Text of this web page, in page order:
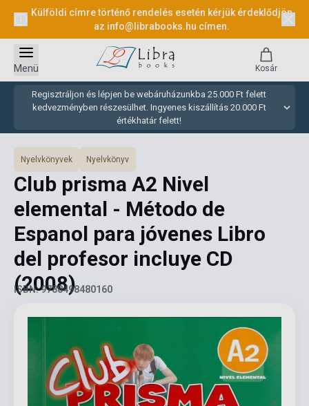
Külföldi címre történő rendelés esetén kérjük érdeklődjön
az info@librabooks.hu címen.
Regisztráljon és lépjen be webáruházunkba 25.000 Ft felett
kedvezményben részesülhet. Ingyenes kiszállítás 20.000 Ft
értékhatár felett!
Menü Kosár
Nyelvkönyvek Nyelvkönyv
Club prisma A2 Nivel
elemental - Método de
Espanol para jóvenes Libro
del profesor incluye CD
(2008)
ISBN: 9788498480160